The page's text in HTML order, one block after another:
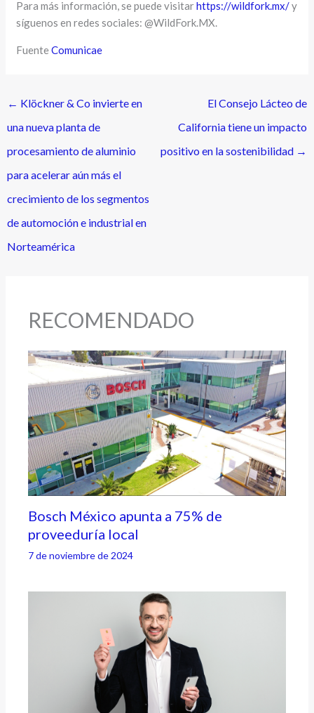
Para más información, se puede visitarhttps://wildfork.mx/y
síguenos en redes sociales: @WildFork.MX.
FuenteComunicae
← Klöckner & Co invierte en
una nueva planta de
procesamiento de aluminio
para acelerar aún más el
crecimiento de los segmentos
de automoción e industrial en
Norteamérica
El Consejo Lácteo de
California tiene un impacto
positivo en la sostenibilidad →
RECOMENDADO
Bosch México apunta a 75% de
proveeduría local
7 de noviembre de 2024